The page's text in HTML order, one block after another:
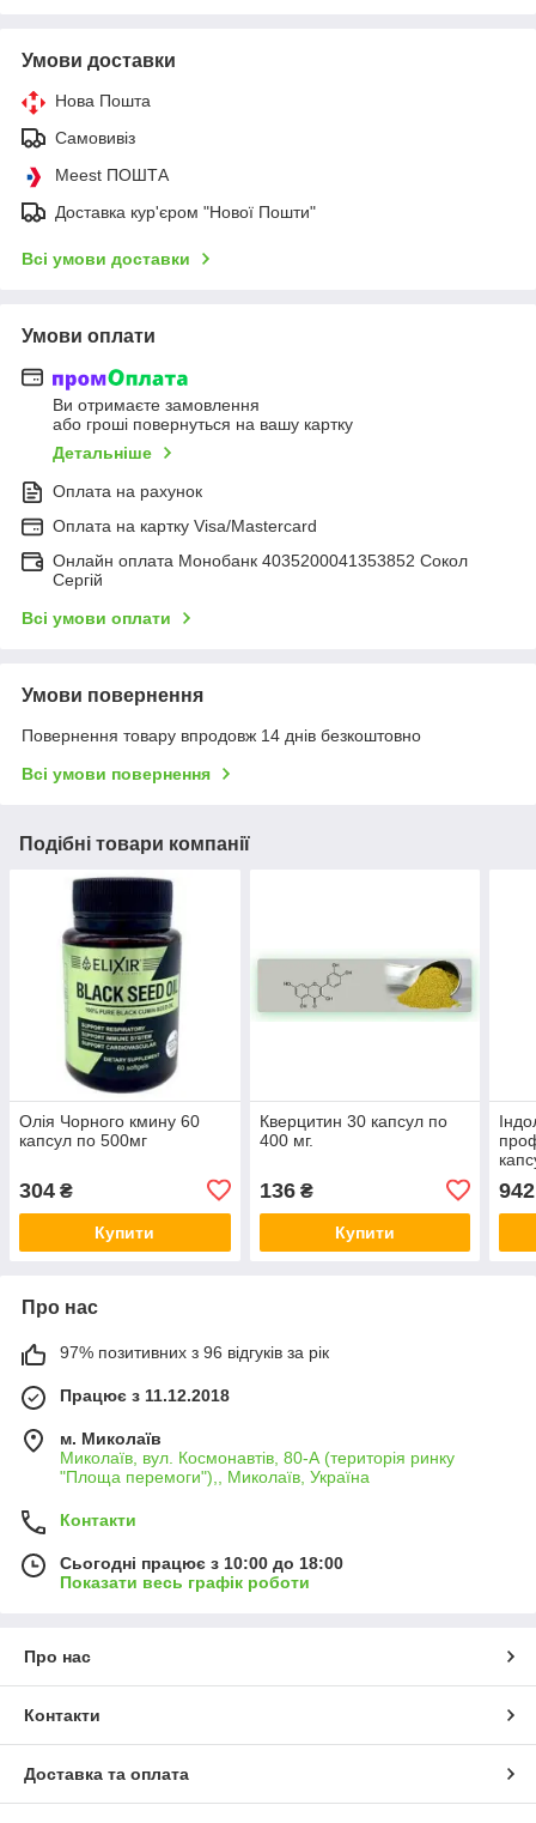
Умови доставки
Нова Пошта
Самовивіз
Meest ПОШТА
Доставка кур'єром "Нової Пошти"
Всі умови доставки
Умови оплати
Ви отримаєте замовлення
або гроші повернуться на вашу картку
Детальніше
Оплата на рахунок
Оплата на картку Visa/Mastercard
Онлайн оплата Монобанк 4035200041353852 Сокол
Сергій
Всі умови оплати
Умови повернення
Повернення товару впродовж 14 днів безкоштовно
Всі умови повернення
Подібні товари компанії
Олія Чорного кмину 60
капсул по 500мг
304 ₴
Купити
Кверцитин 30 капсул по
400 мг.
136₴
Купити
942
Про нас
97% позитивних з 96 відгуків за рік
Працює з 11.12.2018
м. Миколаїв
Миколаїв, вул. Космонавтів, 80-А (територія ринку
"Площа перемоги"),, Миколаїв, Україна
Контакти
Сьогодні працює з 10:00 до 18:00
Показати весь графік роботи
Про нас
Контакти
Доставка та оплата